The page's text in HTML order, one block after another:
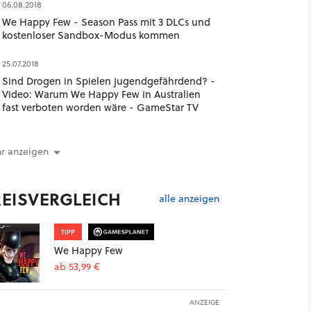
06.08.2018
We Happy Few - Season Pass mit 3 DLCs und
kostenloser Sandbox-Modus kommen
25.07.2018
Sind Drogen in Spielen jugendgefährdend? -
Video: Warum We Happy Few in Australien
fast verboten worden wäre - GameStar TV
anzeigen
alle anzeigen
TIPP
We Happy Few
ab 53,99 €
ANZEIGE